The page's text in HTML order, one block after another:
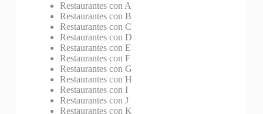
Restaurantes con A
Restaurantes con B
Restaurantes con C
Restaurantes con D
Restaurantes con E
Restaurantes con F
Restaurantes con G
Restaurantes con H
Restaurantes con I
Restaurantes con J
Restaurantes con K